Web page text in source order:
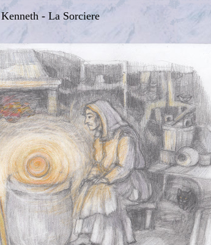
Kenneth - La Sorciere